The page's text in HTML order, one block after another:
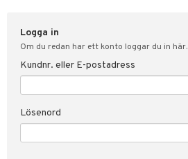
Fitness
Hem & Inredning
Leksaker, Barn & Baby
Varumärken
Logga in
Om du redan har ett konto loggar du in här.
Kundnr. eller E-postadress
Lösenord
svar